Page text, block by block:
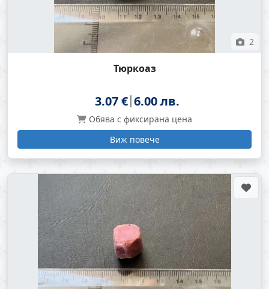
2
Тюркоаз
3.07 € 6.00 лв.
Обява с фиксирана цена
Виж повече